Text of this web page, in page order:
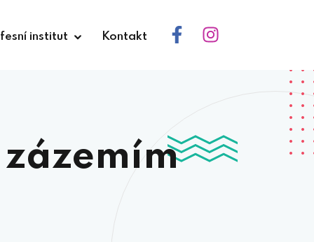
institut Kontakt